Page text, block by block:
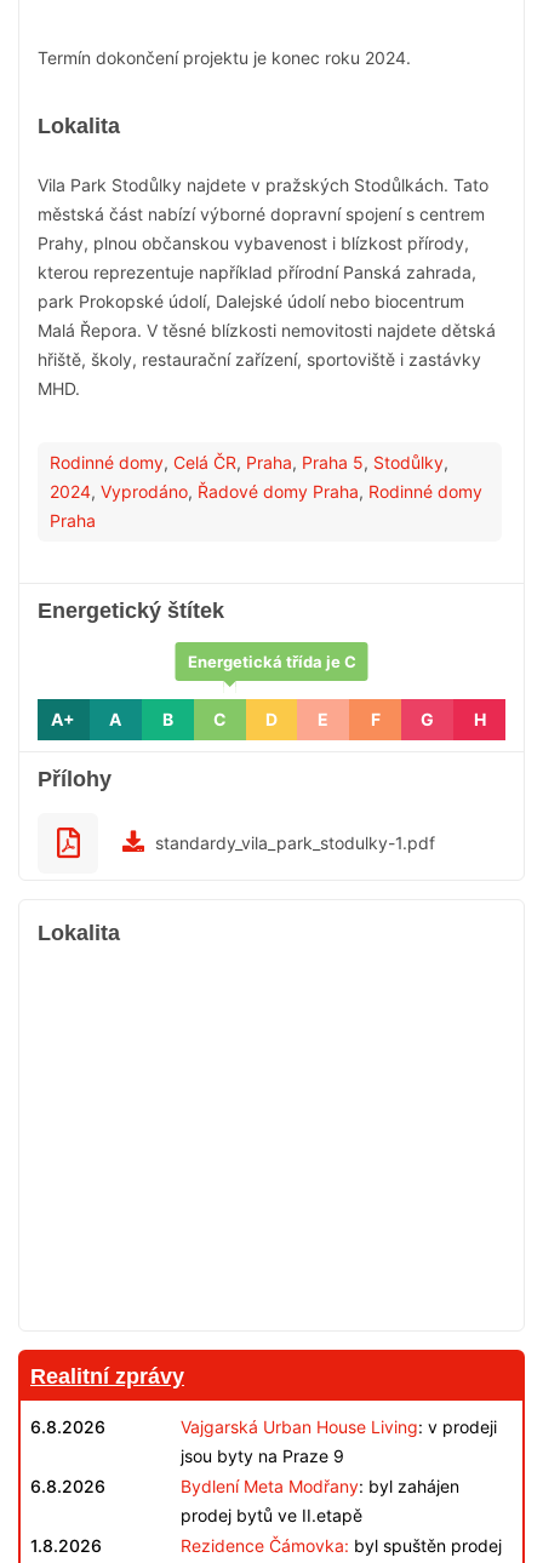
Termín dokončení projektu je konec roku 2024.
Lokalita
Vila Park Stodůlky najdete v pražských Stodůlkách. Tato
městská část nabízí výborné dopravní spojení s centrem
Prahy, plnou občanskou vybavenost i blízkost přírody,
kterou reprezentuje například přírodní Panská zahrada,
park Prokopské údolí, Dalejské údolí nebo biocentrum
Malá Řepora. V těsné blízkosti nemovitosti najdete dětská
hřiště, školy, restaurační zařízení, sportoviště i zastávky
MHD.
Rodinné domy, Celá ČR, Praha, Praha 5, Stodůlky,
2024, Vyprodáno, Řadové domy Praha, Rodinné domy
Praha
Energetický štítek
A+ A B C
Energetická třída je C
D E F G H
Přílohy
standardy_vila_park_stodulky-1.pdf
Lokalita
Realitní zprávy
6.8.2026 Vajgarská Urban House Living: v prodeji
jsou byty na Praze 9
6.8.2026
Bydlení Meta Modřany: byl zahájen
prodej bytů ve II.etapě
1.8.2026
Rezidence Čámovka: byl spuštěn prodej